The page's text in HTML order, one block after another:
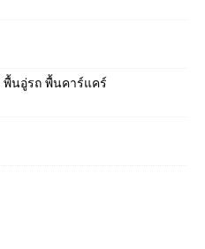
พื้นอู่รถ พื้นคาร์แคร์